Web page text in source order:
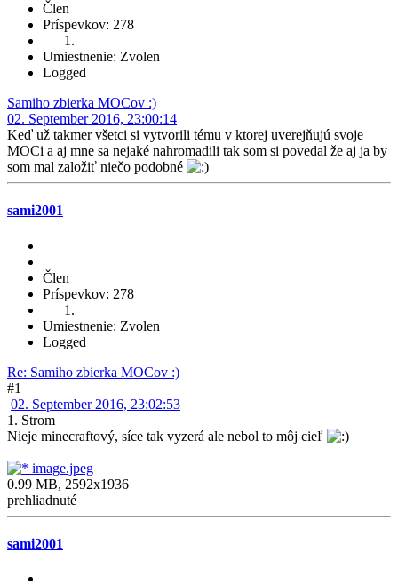
Člen
Príspevkov: 278
Umiestnenie: Zvolen
Logged
Samiho zbierka MOCov :)
02. September 2016, 23:00:14
Keď už takmer všetci si vytvorili tému v ktorej uverejňujú svoje
MOCi a aj mne sa nejaké nahromadili tak som si povedal že aj ja by
som mal založiť niečo podobné
sami2001
Člen
Príspevkov: 278
Umiestnenie: Zvolen
Logged
Re: Samiho zbierka MOCov :)
#1
02. September 2016, 23:02:53
1. Strom
Nieje minecraftový, síce tak vyzerá ale nebol to môj cieľ
image.jpeg
0.99 MB, 2592x1936
prehliadnuté
sami2001